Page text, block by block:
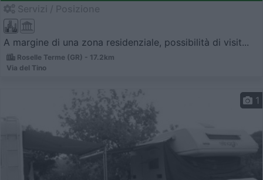
A margine di una zona residenziale, possibilità di visit...
Roselle Terme (GR) - 17.2km
Via del Tino
1